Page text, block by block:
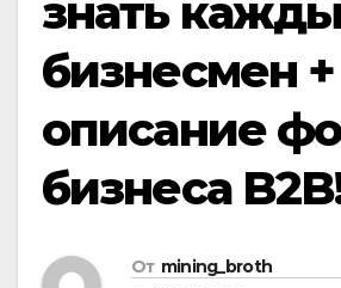
знать
бизнесмен +
описание
бизнеса
От mining_broth